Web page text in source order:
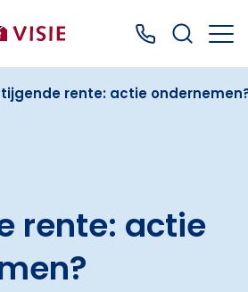
Bel ons: 0499
rente: actie
rente: actie